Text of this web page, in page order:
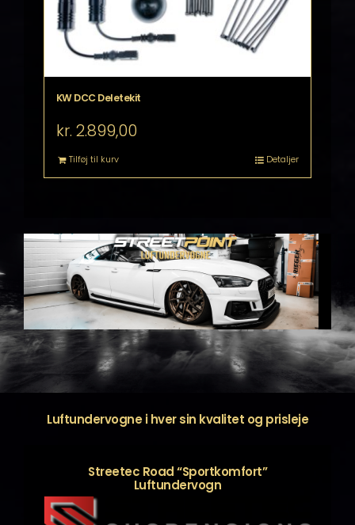
KW DCC Deletekit
kr. 2.899,00
Tilføj til kurv Detaljer
Luftundervogne i hver sin kvalitet og prisleje
Streetec Road “Sportkomfort”
Luftundervogn